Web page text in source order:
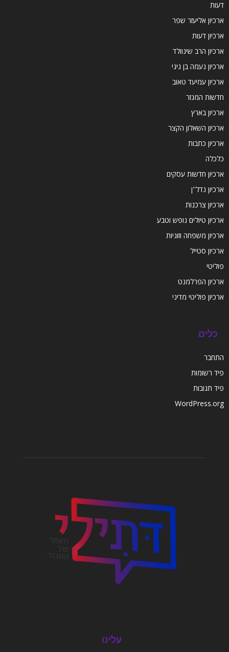
דעות
ארכיון אליעזר שפר
ארכיון דעות
ארכיון הרב שינוולד
ארכיון נעמה בן גיגי
ארכיון עמיעד טאוב
חדשות המגזר
ארכיון בארץ
ארכיון השאלון הקצר
ארכיון כתבות
כלכלה
ארכיון חדשות עסקים
ארכיון נדל''ן
ארכיון צרכנות
ארכיון טיולים נופש וטבע
ארכיון משפחה וזוגיות
ארכיון סטייל
פוליטי
ארכיון הפרלמנט
ארכיון פוליטי מדיני
כלים
התחבר
פיד רשומות
פיד תגובות
WordPress.org
עלינו